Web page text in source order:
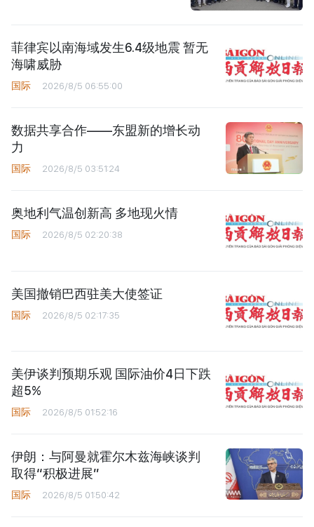
菲律宾以南海域发生6.4级地震 暂无
海啸威胁
国际 2026/8/5 06:55:00
数据共享合作——东盟新的增长动
力
国际 2026/8/5 03:51:24
奥地利气温创新高 多地现火情
国际 2026/8/5 02:20:38
美国撤销巴西驻美大使签证
国际 2026/8/5 02:17:35
美伊谈判预期乐观 国际油价4日下跌
超5%
国际 2026/8/5 01:52:16
伊朗：与阿曼就霍尔木兹海峡谈判
取得“积极进展”
国际 2026/8/5 01:50:42